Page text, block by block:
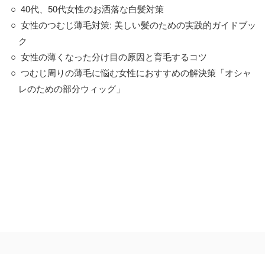
40代、50代女性のお洒落な白髪対策
女性のつむじ薄毛対策: 美しい髪のための実践的ガイドブッ
ク
女性の薄くなった分け目の原因と育毛するコツ
つむじ周りの薄毛に悩む女性におすすめの解決策「オシャ
レのための部分ウィッグ」